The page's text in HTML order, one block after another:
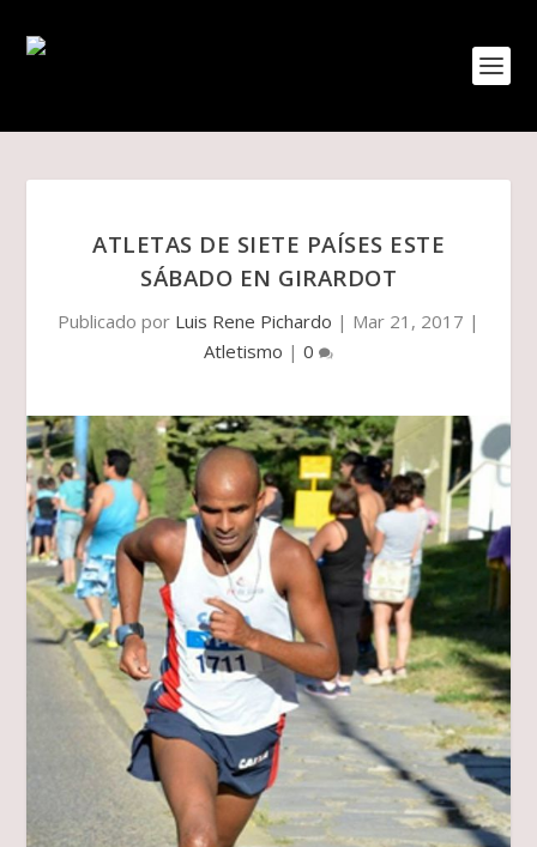
ATLETAS DE SIETE PAÍSES ESTE
SÁBADO EN GIRARDOT
Publicado por Luis Rene Pichardo | Mar 21, 2017 |
Atletismo | 0